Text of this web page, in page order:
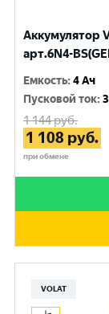
Аккумулятор
арт.6N4-
Емкость:4 Ач
Пусковой ток:
1 144руб.
1 108 руб.
при обмене
VOLAT